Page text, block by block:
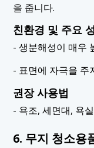
을 줍니다.
친환경 및 주요
- 생분해성이 매우
- 표면에 자극을 주
권장 사용법
- 욕조, 세면대, 욕
6. 무지 청소용